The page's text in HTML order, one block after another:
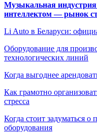
Музыкальная индустрия
интеллектом — рынок
Li Auto в Беларуси:
Оборудование для
технологических линий
Когда выгоднее
Как грамотно
стресса
Когда стоит задуматься
оборудования